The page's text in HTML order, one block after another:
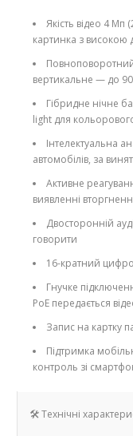
Якість відео 4
картинка з високою
вертикальне — до
Гібридне нічне
light для
Інтелектуальна
автомобілів, за
Активне
виявленні
Двосторонній
говорити
16-кратний
Гнучке
PoE передається
Запис на картку
Підтримка
контроль зі
🛠️ Технічні